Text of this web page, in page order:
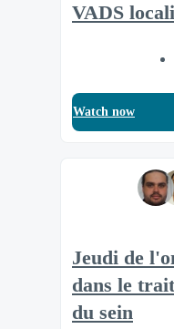
VADS
Watch now
Jeudi de
dans le
du sein